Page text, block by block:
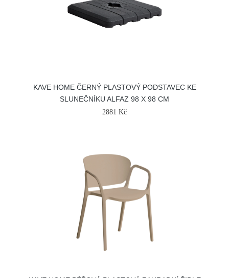
KAVE HOME ČERNÝ PLASTOVÝ PODSTAVEC KE
SLUNEČNÍKU ALFAZ 98 X 98 CM
2881 Kč